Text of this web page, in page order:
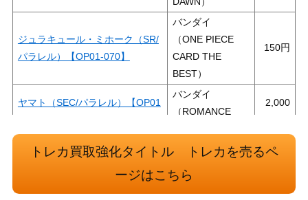
ジュラキュール・ミホーク（SR/
パラレル）【OP01-070】
バンダイ
（ONE PIECE
CARD THE
BEST）
150
ヤマト（SEC/パラレル）【OP01
バンダイ
（ROMANCE
2,000
シャーロット・リンリン（SR/パ
バンダイ
700
トレカ買取強化タイトル トレカを売るペ
ージはこちら